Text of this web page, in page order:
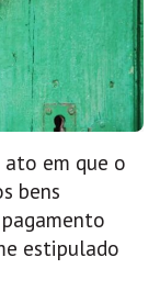
ato em que o
bens
estipulado